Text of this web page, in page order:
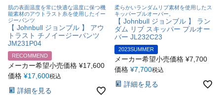
肌の表面温度を常に快適な温度に保つ機
能素材のアウトラスト糸を使用したイー
ジーパンツ
【 Johnbull ジョンブル 】 アウ
トラスト チノイージーパンツ
JM231P04
RECOMMEND
メーカー希望小売価格 ¥17,600
価格 ¥17,600税込
詳細を見る
柔らかいランダムリブ素材を使用したス
キッパープルオーバー。
【 Johnbull ジョンブル 】 ラン
ダム リブ スキッパー プルオー
バー JL232C23
2023SUMMER
メーカー希望小売価格 ¥7,700
価格 ¥7,700税込
詳細を見る